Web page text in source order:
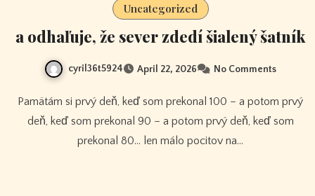
Uncategorized
a odhaľuje, že sever zdedí šialený šatník
cyril36t5924 April 22, 2026 No Comments
Pamätám si prvý deň, keď som prekonal 100 – a potom prvý
deň, keď som prekonal 90 – a potom prvý deň, keď som
prekonal 80… len málo pocitov na…